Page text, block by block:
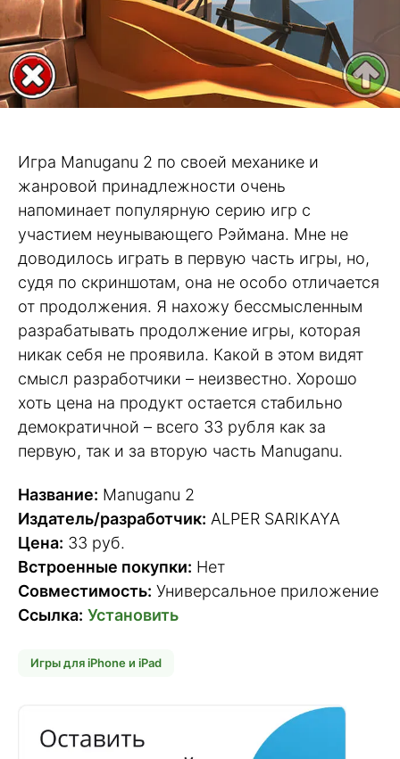
Игра Manuganu 2 по своей механике и
жанровой принадлежности очень
напоминает популярную серию игр с
участием неунывающего Рэймана. Мне не
доводилось играть в первую часть игры, но,
судя по скриншотам, она не особо отличается
от продолжения. Я нахожу бессмысленным
разрабатывать продолжение игры, которая
никак себя не проявила. Какой в этом видят
смысл разработчики – неизвестно. Хорошо
хоть цена на продукт остается стабильно
демократичной – всего 33 рубля как за
первую, так и за вторую часть Manuganu.
Название: Manuganu 2
Издатель/разработчик: ALPER SARIKAYA
Цена: 33 руб.
Встроенные покупки: Нет
Совместимость: Универсальное приложение
Ссылка: Установить
Игры для iPhone и iPad